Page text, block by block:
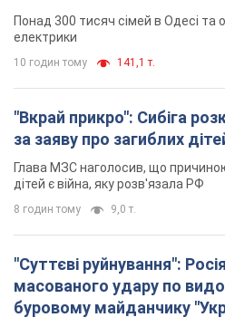
ворога. Відео
Понад 300 тисяч сімей в Одесі та
електрики
10 годин тому 141,1 т.
"Вкрай прикро": Сибіга
за заяву про загиблих
Глава МЗС наголосив, що
дітей є війна, яку розв'язала РФ
8 годин тому 9,0 т.
"Суттєві руйнування":
масованого удару по
буровому майданчику